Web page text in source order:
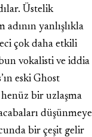
Üstelik
yanlışlıkla
çok daha etkili
vokalisti ve iddia
eski Ghost
henüz bir uzlaşma
düşünmeye
bir çeşit gelir